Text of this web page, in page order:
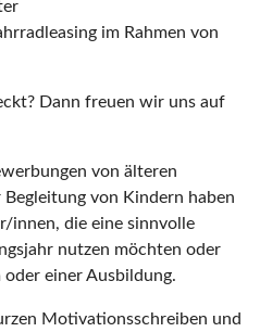
im Rahmen von
Dann freuen wir uns auf
von älteren
Begleitung von Kindern haben
innen, die eine sinnvolle
nutzen möchten oder
einer Ausbildung.
Motivationsschreiben und